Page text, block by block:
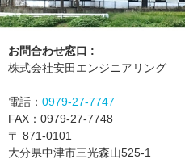
お問合わせ窓口 :
株式会社安田エンジニアリング
電話： 0979-27-7747
FAX： 0979-27-7748
〒 871-0101
大分県中津市三光森山525-1